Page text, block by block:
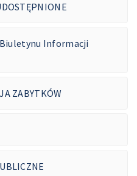
Informacji
ZABYTKÓW